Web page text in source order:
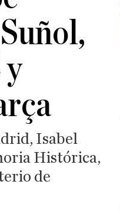
y
Isabel
Histórica,
de